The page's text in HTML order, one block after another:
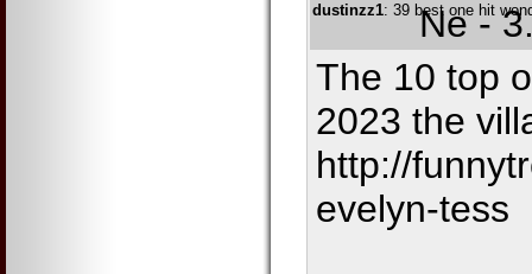
dustinzz1: 39 best one hit
Ne -
The 10 top
2023 the
http://
evelyn-tess